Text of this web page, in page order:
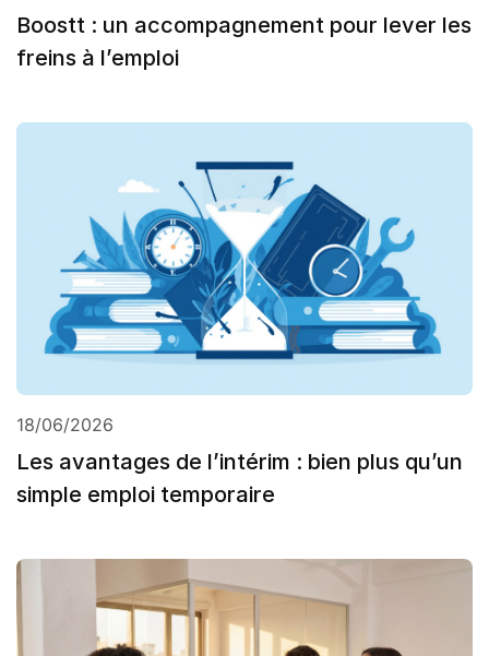
Boostt : un accompagnement pour lever les
freins à l’emploi
18/06/2026
Les avantages de l’intérim : bien plus qu’un
simple emploi temporaire